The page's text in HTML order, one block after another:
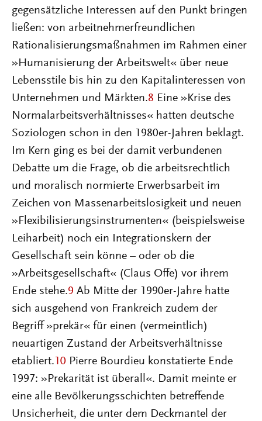
gegensätzliche Interessen auf den Punkt bringen
ließen: von arbeitnehmerfreundlichen
Rationalisierungsmaßnahmen im Rahmen einer
»Humanisierung der Arbeitswelt« über neue
Lebensstile bis hin zu den Kapitalinteressen von
Unternehmen und Märkten.8 Eine »Krise des
Normalarbeitsverhältnisses« hatten deutsche
Soziologen schon in den 1980er-Jahren beklagt.
Im Kern ging es bei der damit verbundenen
Debatte um die Frage, ob die arbeitsrechtlich
und moralisch normierte Erwerbsarbeit im
Zeichen von Massenarbeitslosigkeit und neuen
»Flexibilisierungsinstrumenten« (beispielsweise
Leiharbeit) noch ein Integrationskern der
Gesellschaft sein könne – oder ob die
»Arbeitsgesellschaft« (Claus Offe) vor ihrem
Ende stehe.9 Ab Mitte der 1990er-Jahre hatte
sich ausgehend von Frankreich zudem der
Begriff »prekär« für einen (vermeintlich)
neuartigen Zustand der Arbeitsverhältnisse
etabliert. 10 Pierre Bourdieu konstatierte Ende
1997: »Prekarität ist überall«. Damit meinte er
eine alle Bevölkerungsschichten betreffende
Unsicherheit, die unter dem Deckmantel der